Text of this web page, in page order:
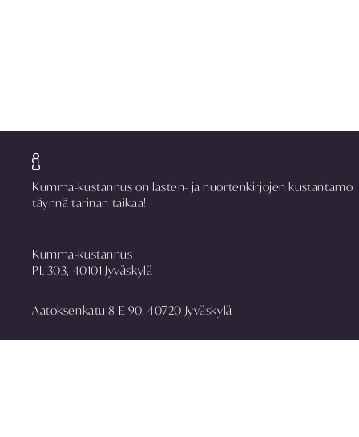
Kumma-kustannus on lasten- ja nuortenkirjojen kustantamo
täynnä tarinan taikaa!
Kumma-kustannus
PL 303, 40101 Jyväskylä
Aatoksenkatu 8 E 90, 40720 Jyväskylä